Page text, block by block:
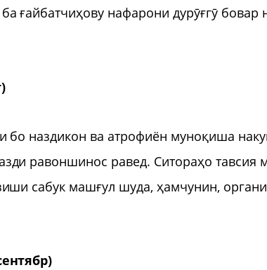
ғайбатчиҳову нафарони дурӯғгӯ бовар
бо наздикон ва атрофиён муноқиша
равоншинос равед. Ситораҳо тавсия
сабук машғул шуда, ҳамчунин,